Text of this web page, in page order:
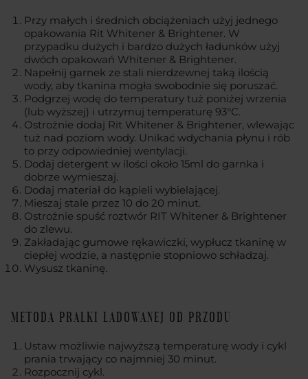
Przy małych i średnich obciążeniach użyj jednego
opakowania Rit Whitener & Brightener. W
przypadku dużych i bardzo dużych ładunków użyj
dwóch opakowań Whitener & Brightener.
Napełnij garnek ze stali nierdzewnej taką ilością
wody, aby tkanina mogła swobodnie się poruszać.
Podgrzej wodę do temperatury tuż poniżej wrzenia
(lub wyższej) i utrzymuj temperaturę 93°C.
Ostrożnie dodaj Rit Whitener & Brightener, wlewając
tuż nad poziom wody. Unikać wdychania płynu i rób
to przy odpowiedniej wentylacji.
Dodaj detergent w ilości około 15ml do garnka i
dobrze wymieszaj.
Dodaj materiał do kąpieli wybielającej.
Mieszaj stale przez 10 do 20 minut.
Ostrożnie spuść roztwór RIT Whitener & Brightener
do zlewu.
Zakładając gumowe rękawiczki, wypłucz tkaninę w
ciepłej wodzie, a następnie stopniowo schładzaj.
Wysusz tkaninę.
METODA PRALKI ŁADOWANEJ OD PRZODU
Ustaw możliwie najwyższą temperaturę wody i cykl
prania trwający co najmniej 30 minut.
Rozpocznij cykl.